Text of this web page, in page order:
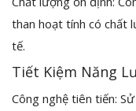
than hoạt tính có chất
tế.
Tiết Kiệm Năng
Công nghệ tiên tiến: